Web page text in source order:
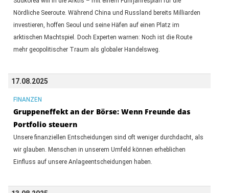
Nördliche Seeroute. Während China und Russland bereits Milliarden
investieren, hoffen Seoul und seine Häfen auf einen Platz im
arktischen Machtspiel. Doch Experten warnen: Noch ist die Route
mehr geopolitischer Traum als globaler Handelsweg.
17.08.2025
FINANZEN
Gruppeneffekt an der Börse: Wenn Freunde das
Portfolio steuern
Unsere finanziellen Entscheidungen sind oft weniger durchdacht, als
wir glauben. Menschen in unserem Umfeld können erheblichen
Einfluss auf unsere Anlageentscheidungen haben.